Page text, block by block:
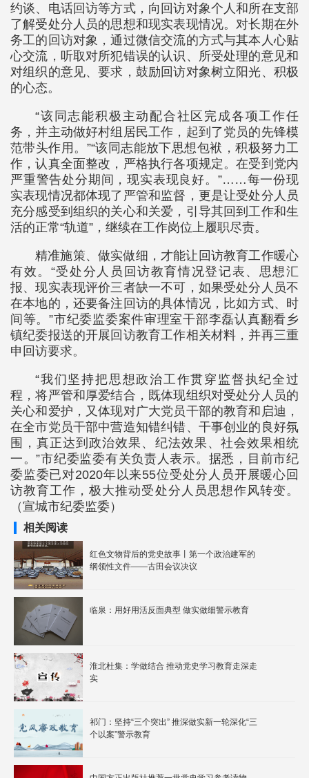
约谈、电话回访等方式，向回访对象个人和所在支部
了解受处分人员的思想和现实表现情况。对长期在外
务工的回访对象，通过微信交流的方式与其本人心贴
心交流，听取对所犯错误的认识、所受处理的意见和
对组织的意见、要求，鼓励回访对象树立阳光、积极
的心态。
“该同志能积极主动配合社区完成各项工作任
务，并主动做好村组居民工作，起到了党员的先锋模
范带头作用。”“该同志能放下思想包袱，积极努力工
作，认真全面整改，严格执行各项规定。在受到党内
严重警告处分期间，现实表现良好。”……每一份现
实表现情况都体现了严管和监督，更是让受处分人员
充分感受到组织的关心和关爱，引导其回到工作和生
活的正常“轨道”，继续在工作岗位上履职尽责。
精准施策、做实做细，才能让回访教育工作暖心
有效。“受处分人员回访教育情况登记表、思想汇
报、现实表现评价三者缺一不可，如果受处分人员不
在本地的，还要备注回访的具体情况，比如方式、时
间等。”市纪委监委案件审理室干部李磊认真翻看乡
镇纪委报送的开展回访教育工作相关材料，并再三重
申回访要求。
“我们坚持把思想政治工作贯穿监督执纪全过
程，将严管和厚爱结合，既体现组织对受处分人员的
关心和爱护，又体现对广大党员干部的教育和启迪，
在全市党员干部中营造知错纠错、干事创业的良好氛
围，真正达到政治效果、纪法效果、社会效果相统
一。”市纪委监委有关负责人表示。据悉，目前市纪
委监委已对2020年以来55位受处分人员开展暖心回
访教育工作，极大推动受处分人员思想作风转变。
（宣城市纪委监委）
相关阅读
红色文物背后的党史故事丨第一个政治建军的
纲领性文件——古田会议决议
临泉：用好用活反面典型 做实做细警示教育
淮北杜集：学做结合 推动党史学习教育走深走
实
祁门：坚持“三个突出” 推深做实新一轮深化“三
个以案”警示教育